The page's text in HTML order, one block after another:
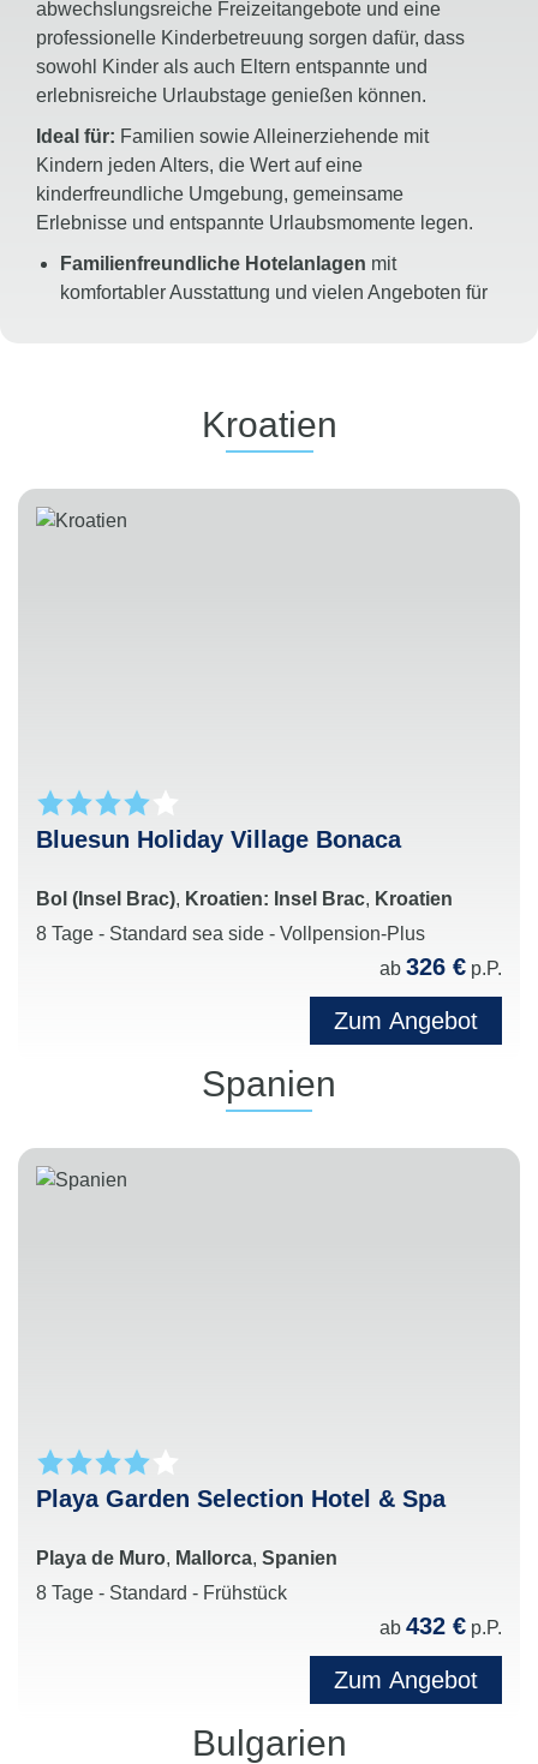
abwechslungsreiche Freizeitangebote und eine
professionelle Kinderbetreuung sorgen dafür, dass
sowohl Kinder als auch Eltern entspannte und
erlebnisreiche Urlaubstage genießen können.
Ideal für: Familien sowie Alleinerziehende mit
Kindern jeden Alters, die Wert auf eine
kinderfreundliche Umgebung, gemeinsame
Erlebnisse und entspannte Urlaubsmomente legen.
Familienfreundliche Hotelanlagen mit
komfortabler Ausstattung und vielen Angeboten für
Komfort und Privatsphäre
DeutschsprachigeTUI KIDS CLUB
mit kreativen, sportlichen und altersgerechten
Aktivitäten
Kinderanimation und entspanntem Urlaubsgenuss
in beliebten Ferienzielen weltweit
Kroatien
Bluesun Holiday Village Bonaca
Bol (Insel Brac), Kroatien: Insel Brac, Kroatien
8 Tage - Standard sea side - Vollpension-Plus
ab 326 € p.P.
Zum Angebot
Spanien
Playa Garden Selection Hotel & Spa
Playa de Muro, Mallorca, Spanien
8 Tage - Standard - Frühstück
ab 432 € p.P.
Zum Angebot
Bulgarien